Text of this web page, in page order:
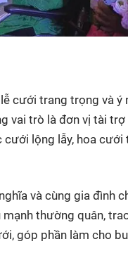
cưới trang trọng và ý
vai trò là đơn vị tài trợ
cưới lộng lẫy, hoa cưới
và cùng gia đình
thường quân,
góp phần làm cho